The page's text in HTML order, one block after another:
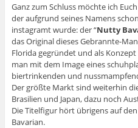
Ganz zum Schluss möchte ich
der aufgrund seines Namens
instagramt wurde: der “Nutty
das Original dieses Gebrannte-
Florida gegründet und als
man mit dem Image eines
biertrinkenden und
Der größte Markt sind weiterhin
Brasilien und Japan, dazu noch
Die Titelfigur hört übrigens auf
Bavarian.